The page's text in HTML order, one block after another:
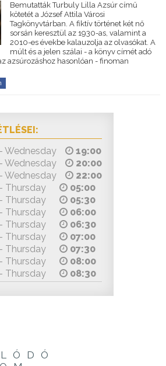
Bemutatták Turbuly Lilla Azsúr című
kötetét a József Attila Városi
Tagkönyvtárban. A fiktív történet két nő
sorsán keresztül az 1930-as, valamint a
2010-es évekbe kalauzolja az olvasókat. A
múlt és a jelen szálai - a könyv címét adó
azsúrozáshoz hasonlóan - finoman
Wednesday
19:00
Wednesday
20:00
Wednesday
22:00
Thursday
05:00
Thursday
05:30
Thursday
06:00
Thursday
06:30
Thursday
07:00
Thursday
07:30
Thursday
08:00
Thursday
08:30